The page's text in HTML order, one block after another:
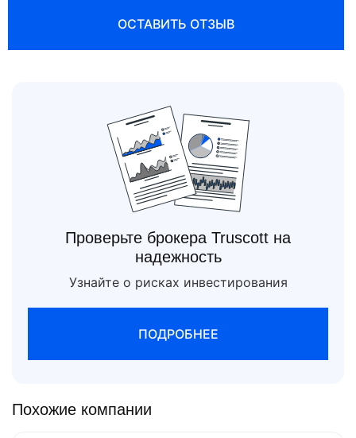
ОСТАВИТЬ ОТЗЫВ
Проверьте брокера Truscott на
надежность
Узнайте о рисках инвестирования
ПОДРОБНЕЕ
Похожие компании